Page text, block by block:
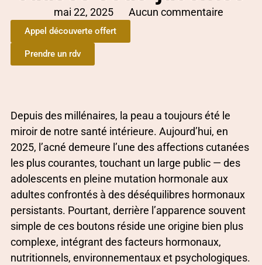
mai 22, 2025 Aucun commentaire
Appel découverte offert
Prendre un rdv
Depuis des millénaires, la peau a toujours été le
miroir de notre santé intérieure. Aujourd’hui, en
2025, l’acné demeure l’une des affections cutanées
les plus courantes, touchant un large public — des
adolescents en pleine mutation hormonale aux
adultes confrontés à des déséquilibres hormonaux
persistants. Pourtant, derrière l’apparence souvent
simple de ces boutons réside une origine bien plus
complexe, intégrant des facteurs hormonaux,
nutritionnels, environnementaux et psychologiques.